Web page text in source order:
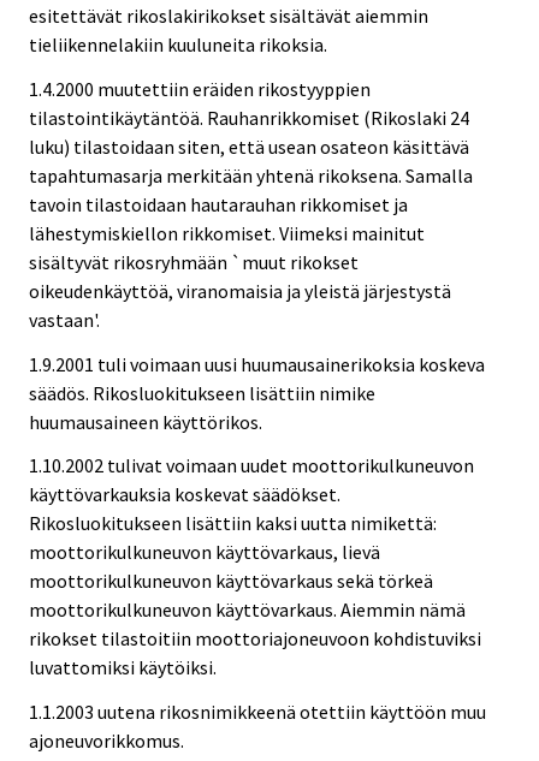
esitettävät rikoslakirikokset sisältävät aiemmin
tieliikennelakiin kuuluneita rikoksia.
1.4.2000 muutettiin eräiden rikostyyppien
tilastointikäytäntöä. Rauhanrikkomiset (Rikoslaki 24
luku) tilastoidaan siten, että usean osateon käsittävä
tapahtumasarja merkitään yhtenä rikoksena. Samalla
tavoin tilastoidaan hautarauhan rikkomiset ja
lähestymiskiellon rikkomiset. Viimeksi mainitut
sisältyvät rikosryhmään `muut rikokset
oikeudenkäyttöä, viranomaisia ja yleistä järjestystä
vastaan'.
1.9.2001 tuli voimaan uusi huumausainerikoksia koskeva
säädös. Rikosluokitukseen lisättiin nimike
huumausaineen käyttörikos.
1.10.2002 tulivat voimaan uudet moottorikulkuneuvon
käyttövarkauksia koskevat säädökset.
Rikosluokitukseen lisättiin kaksi uutta nimikettä:
moottorikulkuneuvon käyttövarkaus, lievä
moottorikulkuneuvon käyttövarkaus sekä törkeä
moottorikulkuneuvon käyttövarkaus. Aiemmin nämä
rikokset tilastoitiin moottoriajoneuvoon kohdistuviksi
luvattomiksi käytöiksi.
1.1.2003 uutena rikosnimikkeenä otettiin käyttöön muu
ajoneuvorikkomus.